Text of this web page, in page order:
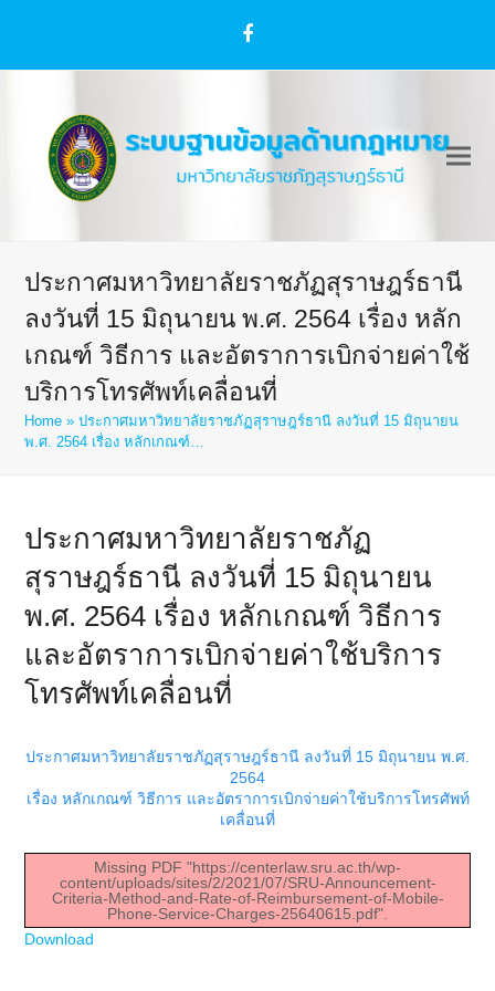
Facebook
ประกาศมหาวิทยาลัยราชภัฏสุราษฎร์ธานี
ลงวันที่ 15 มิถุนายน พ.ศ. 2564 เรื่อง หลัก
เกณฑ์ วิธีการ และอัตราการเบิกจ่ายค่าใช้
บริการโทรศัพท์เคลื่อนที่
Home »ประกาศมหาวิทยาลัยราชภัฏสุราษฎร์ธานี ลงวันที่ 15 มิถุนายน
พ.ศ. 2564 เรื่อง หลักเกณฑ์…
ประกาศมหาวิทยาลัยราชภัฏ
สุราษฎร์ธานี ลงวันที่ 15 มิถุนายน
พ.ศ. 2564 เรื่อง หลักเกณฑ์ วิธีการ
และอัตราการเบิกจ่ายค่าใช้บริการ
โทรศัพท์เคลื่อนที่
ประกาศมหาวิทยาลัยราชภัฏสุราษฎร์ธานี ลงวันที่ 15 มิถุนายน พ.ศ.
2564
เรื่อง หลักเกณฑ์ วิธีการ และอัตราการเบิกจ่ายค่าใช้บริการโทรศัพท์
เคลื่อนที่
Missing PDF "https://centerlaw.sru.ac.th/wp-
content/uploads/sites/2/2021/07/SRU-Announcement-
Criteria-Method-and-Rate-of-Reimbursement-of-Mobile-
Phone-Service-Charges-25640615.pdf".
Download